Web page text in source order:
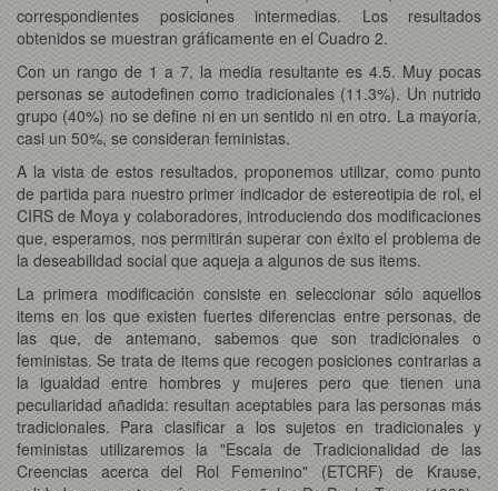
correspondientes posiciones intermedias. Los resultados
obtenidos se muestran gráficamente en el Cuadro 2.
Con un rango de 1 a 7, la media resultante es 4.5. Muy pocas
personas se autodefinen como tradicionales (11.3%). Un nutrido
grupo (40%) no se define ni en un sentido ni en otro. La mayoría,
casi un 50%, se consideran feministas.
A la vista de estos resultados, proponemos utilizar, como punto
de partida para nuestro primer indicador de estereotipia de rol, el
CIRS de Moya y colaboradores, introduciendo dos modificaciones
que, esperamos, nos permitirán superar con éxito el problema de
la deseabilidad social que aqueja a algunos de sus items.
La primera modificación consiste en seleccionar sólo aquellos
items en los que existen fuertes diferencias entre personas, de
las que, de antemano, sabemos que son tradicionales o
feministas. Se trata de items que recogen posiciones contrarias a
la igualdad entre hombres y mujeres pero que tienen una
peculiaridad añadida: resultan aceptables para las personas más
tradicionales. Para clasificar a los sujetos en tradicionales y
feministas utilizaremos la "Escala de Tradicionalidad de las
Creencias acerca del Rol Femenino" (ETCRF) de Krause,